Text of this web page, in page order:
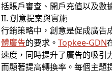
括賬戶審查、開戶充值以及數
II. 創意提案與實施
行銷策略中，創意是促成廣告
體廣告的要求。Topkee-GDN
速度，同時提升了廣告的吸引
而顯著提高轉換率。每個主題